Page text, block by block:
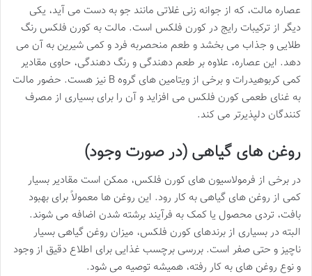
عصاره مالت، که از جوانه زنی غلاتی مانند جو به دست می آید، یکی
دیگر از ترکیبات رایج در کورن فلکس است. مالت به کورن فلکس رنگ
طلایی و جذاب می بخشد و طعم منحصربه فرد و کمی شیرین به آن می
دهد. این عصاره، علاوه بر طعم دهندگی و رنگ دهندگی، حاوی مقادیر
کمی کربوهیدرات و برخی از ویتامین های گروه B نیز هست. حضور مالت
به غنای طعمی کورن فلکس می افزاید و آن را برای بسیاری از مصرف
کنندگان دلپذیرتر می کند.
روغن های گیاهی (در صورت وجود)
در برخی از فرمولاسیون های کورن فلکس، ممکن است مقادیر بسیار
کمی از روغن های گیاهی به کار رود. این روغن ها معمولاً برای بهبود
بافت، تردی محصول یا کمک به فرآیند برشته شدن اضافه می شوند.
البته در بسیاری از برندهای کورن فلکس، میزان روغن گیاهی بسیار
ناچیز و حتی صفر است. بررسی برچسب غذایی برای اطلاع دقیق از وجود
و نوع روغن های به کار رفته، همیشه توصیه می شود.